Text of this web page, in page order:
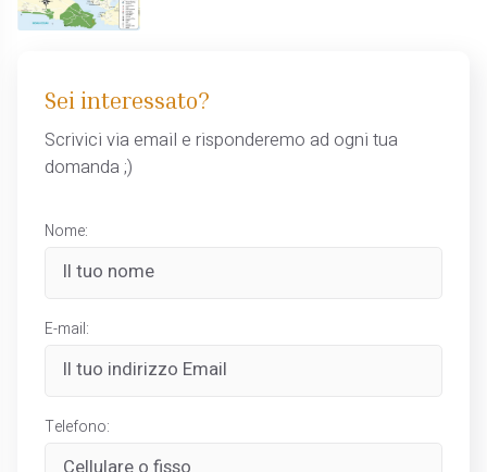
Sei interessato?
Scrivici via email e risponderemo ad ogni tua
domanda ;)
Nome:
E-mail:
Telefono: